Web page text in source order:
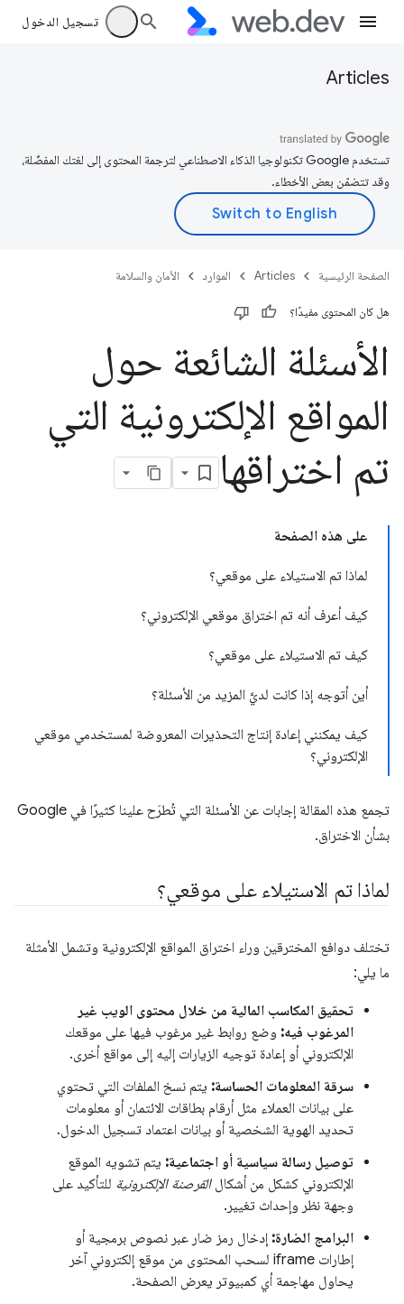
تسجيل الدخول
Articles
تستخدم Google تكنولوجيا الذكاء الاصطناعي لترجمة المحتوى إلى لغتك المفضّلة،
وقد تتضمّن بعض الأخطاء.
الصفحة الرئيسية Articles الموارد الأمان والسلامة
هل كان المحتوى مفيدًا؟
الأسئلة الشائعة حول
المواقع الإلكترونية التي
تم اختراقها
على هذه الصفحة
لماذا تم الاستيلاء على موقعي؟
كيف أعرف أنه تم اختراق موقعي الإلكتروني؟
كيف تم الاستيلاء على موقعي؟
أين أتوجه إذا كانت لديَّ المزيد من الأسئلة؟
كيف يمكنني إعادة إنتاج التحذيرات المعروضة لمستخدمي موقعي
الإلكتروني؟
تجمع هذه المقالة إجابات عن الأسئلة التي تُطرَح علينا كثيرًا في Google
بشأن الاختراق.
لماذا تم الاستيلاء على موقعي؟
تختلف دوافع المخترقين وراء اختراق المواقع الإلكترونية وتشمل الأمثلة
ما يلي:
تحقيق المكاسب المالية من خلال محتوى الويب غير
المرغوب فيه: وضع روابط غير مرغوب فيها على موقعك
الإلكتروني أو إعادة توجيه الزيارات إليه إلى مواقع أخرى.
سرقة المعلومات الحساسة: يتم نسخ الملفات التي تحتوي
على بيانات العملاء مثل أرقام بطاقات الائتمان أو معلومات
تحديد الهوية الشخصية أو بيانات اعتماد تسجيل الدخول.
توصيل رسالة سياسية أو اجتماعية: يتم تشويه الموقع
الإلكتروني كشكل من أشكالالقرصنة الإلكترونية للتأكيد على
وجهة نظر وإحداث تغيير.
البرامج الضارة: إدخال رمز ضار عبر نصوص برمجية أو
إطارات iframe لسحب المحتوى من موقع إلكتروني آخر
يحاول مهاجمة أي كمبيوتر يعرض الصفحة.